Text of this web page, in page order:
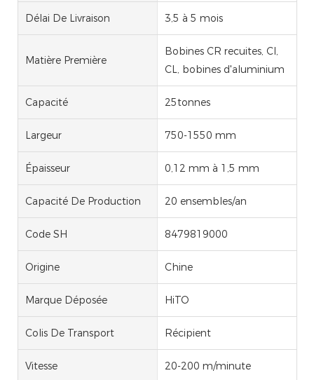
Délai De Livraison 3,5 à 5 mois
Matière Première
Bobines CR recuites, CI,
CL, bobines d'aluminium
Capacité 25tonnes
Largeur 750-1550 mm
Épaisseur 0,12 mm à 1,5 mm
Capacité De Production 20 ensembles/an
Code SH 8479819000
Origine Chine
Marque Déposée HiTO
Colis De Transport Récipient
Vitesse 20-200 m/minute